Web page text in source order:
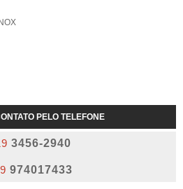
PELO TELEFONE
3456-2940
974017433